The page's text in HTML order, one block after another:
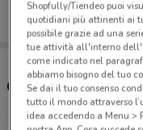
Orari e Negozi
Shopfully/Tiendeo puoi
quotidiani più attinenti ai
possibile grazie ad una
tue attività all'interno
come indicato nel
abbiamo bisogno del tuo
Se dai il tuo consenso
tutto il mondo attraverso
idea accedendo a Menu >